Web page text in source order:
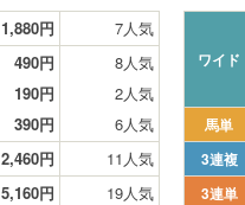
1,880円 7人気
490円
190円
390円
8人気
2人気
6人気
2,460円 11人気
5,160円 19人気
ワイド
馬単
3連複
3連単